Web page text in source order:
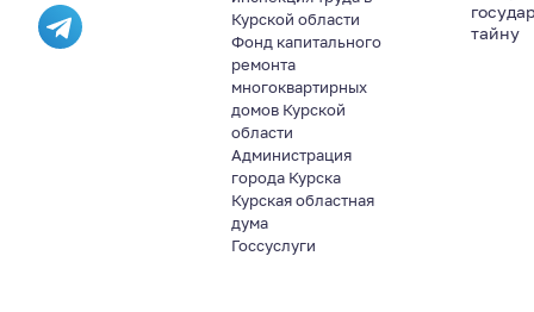
Курской области
Фонд капитального
ремонта
многоквартирных
домов Курской
области
Администрация
города Курска
Курская областная
дума
Госсуслуги
тайну